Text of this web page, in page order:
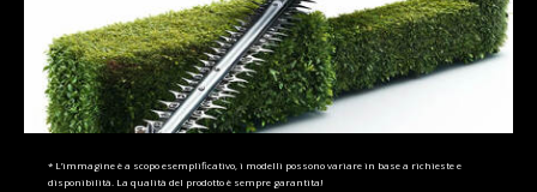
* L’immagine è a scopo esemplificativo, i modelli possono variare in base a richieste e
disponibilità. La qualità del prodotto è sempre garantita!